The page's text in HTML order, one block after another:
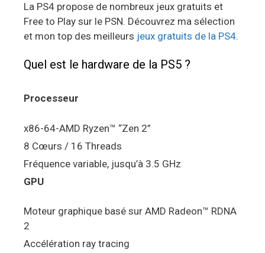
La PS4 propose de nombreux jeux gratuits et
Free to Play sur le PSN. Découvrez ma sélection
et mon top des meilleurs jeux gratuits de la PS4.
Quel est le hardware de la PS5 ?
Processeur
x86-64-AMD Ryzen™ “Zen 2”
8 Cœurs / 16 Threads
Fréquence variable, jusqu’à 3.5 GHz
GPU
Moteur graphique basé sur AMD Radeon™ RDNA
2
Accélération ray tracing